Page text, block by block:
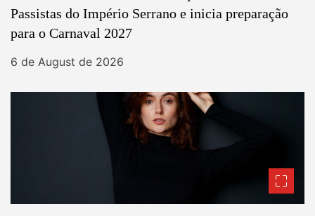
Passistas do Império Serrano e inicia preparação
para o Carnaval 2027
6 de August de 2026